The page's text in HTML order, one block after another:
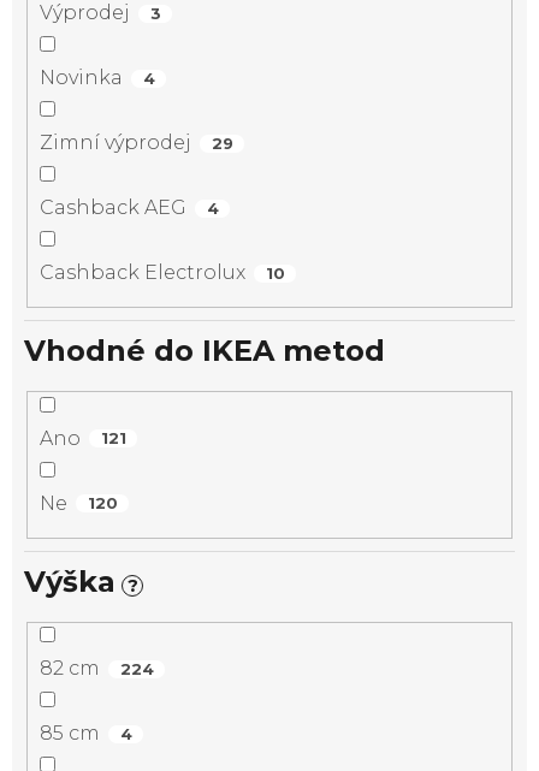
Výprodej 3
Novinka 4
Zimní výprodej 29
Cashback AEG 4
Cashback Electrolux 10
Vhodné do IKEA metod
Ano 121
Ne 120
Výška ?
82 cm 224
85 cm 4